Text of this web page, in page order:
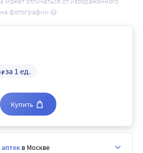
на фотографии
₽за 1 ед.
Купить
аптек в Москве